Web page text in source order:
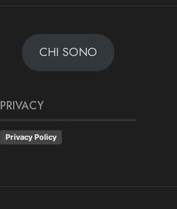
CHI SONO
PRIVACY
Privacy Policy